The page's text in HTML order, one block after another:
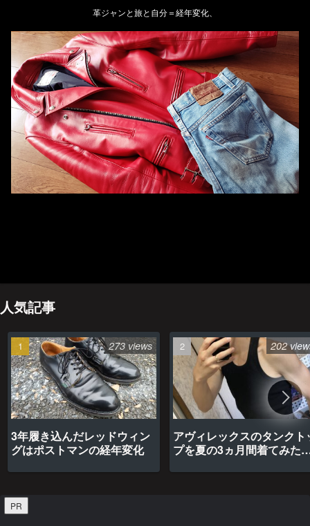
革ジャンと旅と自分＝経年変化、
人気記事
3年履き込んだレッドウィン
グはポストマンの経年変化
273 views
アヴィレックスのタンクト
プを夏の3ヵ月間着てみた
202
PR